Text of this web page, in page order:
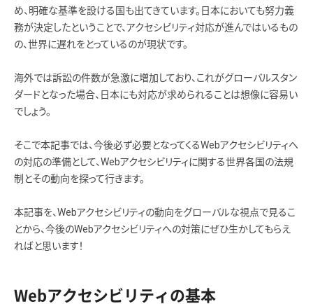
め、明確な基準を設ける国も出てきています。日本においても努力義
務が決定したということで、アクセシビリティ対応が進んではいるもの
の、世界に遅れをとっているのが現状です。
海外では訴訟の件数が急激に増加しており、これがグローバルスタン
ダードとなった場合、日本にも対応が求められることは想像に容易い
でしょう。
そこで本記事では、今後必ず必要となってくるWebアクセシビリティへ
の対応の準備として、Webアクセシビリティに関する世界各国の法規
制とその動向を探って行きます。
本記事を、Webアクセシビリティの動向をグローバルな視点で見るこ
とから、今後のWebアクセシビリティへの対策にぜひ生かしてもらえ
ればと思います！
Webアクセシビリティの基本